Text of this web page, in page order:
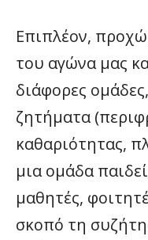
Επιπλέον,
του αγώνα μας
διάφορες
ζητήματα
καθαριότητας,
μια ομάδα
μαθητές,
σκοπό τη